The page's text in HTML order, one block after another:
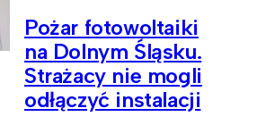
Pożar fotowoltaiki
na Dolnym Śląsku.
Strażacy nie mogli
odłączyć instalacji